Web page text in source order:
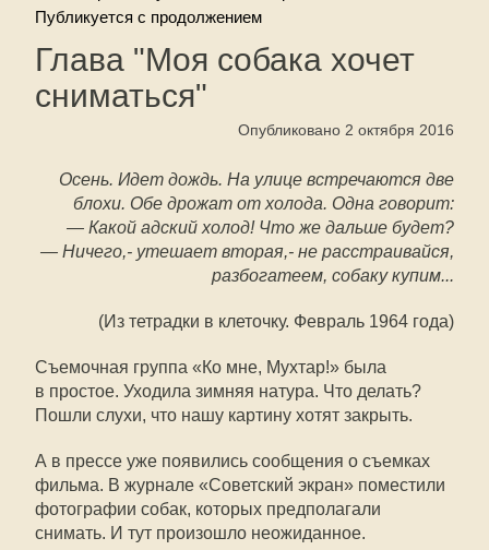
Публикуется с продолжением
Глава "Моя собака хочет
сниматься"
Опубликовано 2 октября 2016
Осень. Идет дождь. На улице встречаются две
блохи. Обе дрожат от холода. Одна говорит:
— Какой адский холод! Что же дальше будет?
— Ничего,- утешает вторая,- не расстраивайся,
разбогатеем, собаку купим...
(Из тетрадки в клеточку. Февраль 1964 года)
Съемочная группа «Ко мне, Мухтар!» была
в простое. Уходила зимняя натура. Что делать?
Пошли слухи, что нашу картину хотят закрыть.
А в прессе уже появились сообщения о съемках
фильма. В журнале «Советский экран» поместили
фотографии собак, которых предполагали
снимать. И тут произошло неожиданное.